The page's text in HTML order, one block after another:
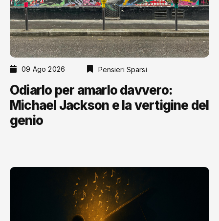
09 Ago 2026 Pensieri Sparsi
Odiarlo per amarlo davvero:
Michael Jackson e la vertigine del
genio